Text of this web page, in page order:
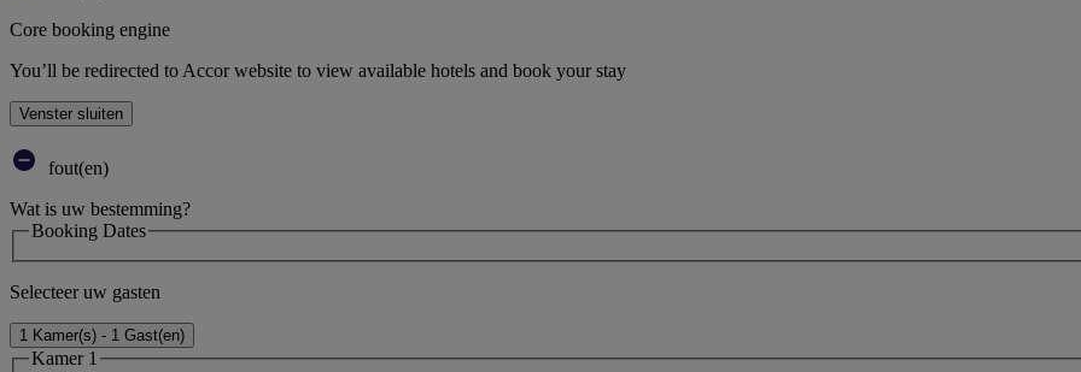
Core booking engine
You’ll be redirected to Accor website to view available hotels and book your stay
Venster sluiten
fout(en)
Wat is uw bestemming?
Booking Dates
Selecteer uw gasten
1 Kamer(s) - 1 Gast(en)
Kamer 1